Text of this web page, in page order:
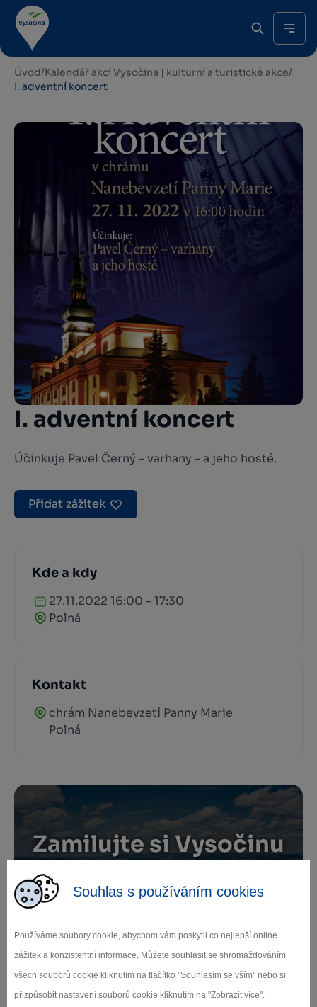
Souhlas s používáním cookies
Používáme soubory cookie, abychom vám poskytli co nejlepší online
zážitek a konzistentní informace. Můžete souhlasit se shromažďováním
všech souborů cookie kliknutím na tlačítko "Souhlasím se vším" nebo si
přizpůsobit nastavení souborů cookie kliknutím na "Zobrazit více".
Úvod/Kalendář akcí Vysočina | kulturní a turistické akce/
I. adventní koncert
I. adventní koncert
Účinkuje Pavel Černý - varhany - a jeho hosté.
Přidat zážitek
Kde a kdy
27.11.2022 16:00 - 17:30
Polná
Kontakt
chrám Nanebevzetí Panny Marie
Polná
Zamilujte si Vysočinu
Přihlaste se k odběru našeho newsletteru